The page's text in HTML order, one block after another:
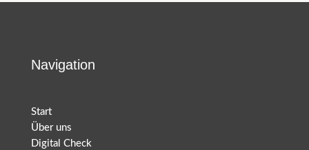
Navigation
Start
Über uns
Digital Check